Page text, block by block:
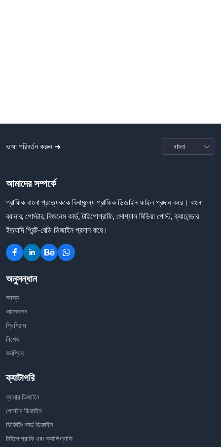
ভাষা পরিবর্তন করুন ➜
আমাদের সম্পর্কে
গ্রাফিক বাংলা প্রত্যেককে বিনামূল্যে গ্রাফিক ডিজাইন ফাইল প্রদান করে। বাংলা
ব্যানার, পোস্টার, বিজনেস কার্ড, টাইপোগ্রাফি, সোশ্যাল মিডিয়া পোস্ট, ক্যালেন্ডার
ইত্যাদি প্রিন্ট-রেডি ডিজাইন প্রদান করে।
অনুসন্ধান
সদস্য
কালেকশন
প্রিমিয়াম
বিশেষ
জনপ্রিয়
ক্যাটাগরি
ব্যানার ডিজাইন
পোস্টার ডিজাইন
ভিজিটিং কার্ড ডিজাইন
টাইপোগ্রাফি এবং ক্যালিগ্রাফি